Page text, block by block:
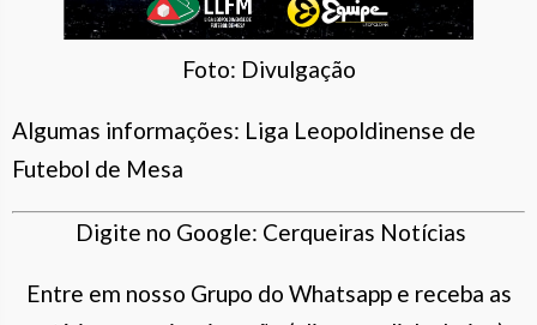
Foto: Divulgação
Algumas informações: Liga Leopoldinense de
Futebol de Mesa
Digite no Google: Cerqueiras Notícias
Entre em nosso Grupo do Whatsapp e receba as